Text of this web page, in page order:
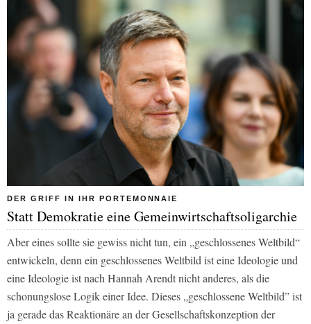
DER GRIFF IN IHR PORTEMONNAIE
Statt Demokratie eine Gemeinwirtschaftsoligarchie
Aber eines sollte sie gewiss nicht tun, ein „geschlossenes Weltbild“
entwickeln, denn ein geschlossenes Weltbild ist eine Ideologie und
eine Ideologie ist nach Hannah Arendt nicht anderes, als die
schonungslose Logik einer Idee. Dieses „geschlossene Weltbild” ist
ja gerade das Reaktionäre an der Gesellschaftskonzeption der